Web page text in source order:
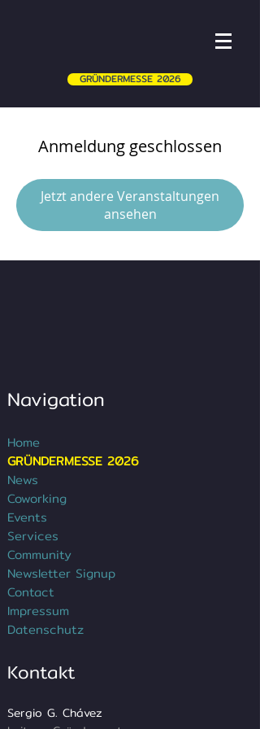
GRÜNDERMESSE 2026
Anmeldung geschlossen
Jetzt andere Veranstaltungen
ansehen
Navigation
Home
GRÜNDERMESSE 2026
News
Coworking
Events
Services
Community
Newsletter Signup
Contact
Impressum
Datenschutz
Kontakt
Sergio G. Chávez